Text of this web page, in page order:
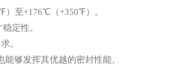
）至+176℃（+350℉）。
定性。
。
够发挥其优越的密封性能。